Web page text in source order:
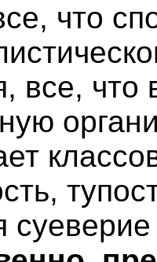
что
все, что